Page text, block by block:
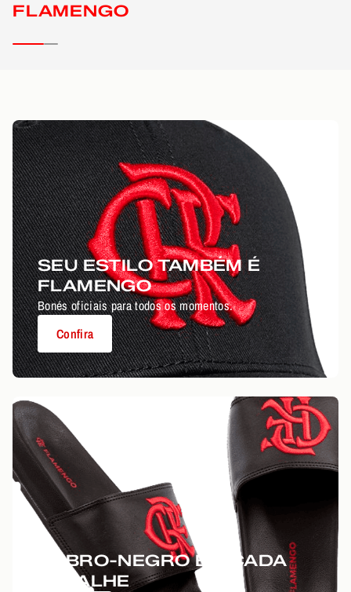
FLAMENGO
SEU ESTILO TAMBÉM É
FLAMENGO
Bonés oficiais para todos os momentos.
Confira
RUBRO-NEGRO EM CADA
DETALHE